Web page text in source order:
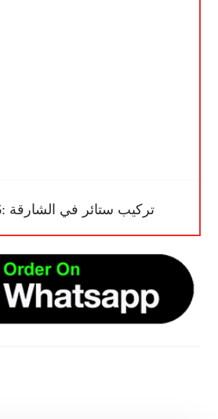
تركيب ستائر في الشارقة :0545681606